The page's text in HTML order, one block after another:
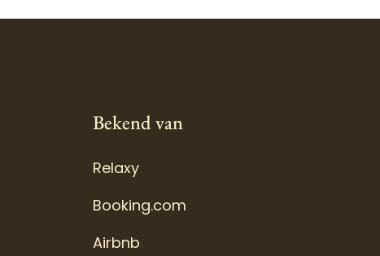
Bekend van
Relaxy
Booking.com
Airbnb